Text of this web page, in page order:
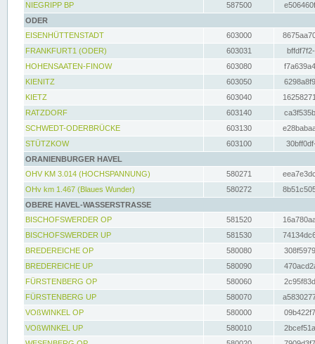
NIEGRIPP BP
587500
ODER
EISENHÜTTENSTADT
603000
FRANKFURT1 (ODER)
603031
HOHENSAATEN-FINOW
603080
KIENITZ
603050
KIETZ
603040
RATZDORF
603140
SCHWEDT-ODERBRÜCKE
603130
STÜTZKOW
603100
ORANIENBURGER HAVEL
OHV KM 3.014 (HOCHSPANNUNG)
580271
OHv km 1.467 (Blaues Wunder)
580272
OBERE HAVEL-WASSERSTRASSE
BISCHOFSWERDER OP
581520
BISCHOFSWERDER UP
581530
BREDEREICHE OP
580080
BREDEREICHE UP
580090
FÜRSTENBERG OP
580060
FÜRSTENBERG UP
580070
VOßWINKEL OP
580000
VOßWINKEL UP
580010